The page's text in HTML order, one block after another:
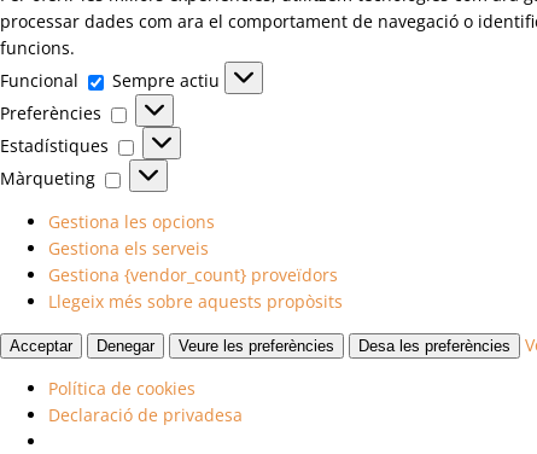
processar dades com ara el comportament de navegació o
funcions.
Funcional
Funcional
Sempre actiu
Preferències
Preferències
Estadístiques
Estadístiques
Màrqueting
Màrqueting
Gestiona les opcions
Gestiona els serveis
Gestiona {vendor_count} proveïdors
Llegeix més sobre aquests propòsits
Acceptar Denegar Veure les preferències Desa les preferències
Política de cookies
Declaració de privadesa